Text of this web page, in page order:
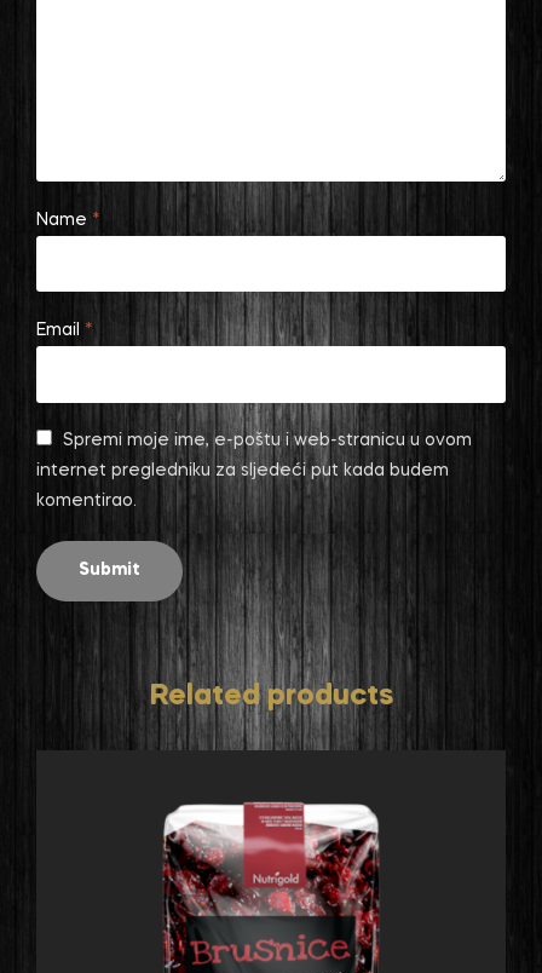
Name *
Email *
Spremi moje ime, e-poštu i web-stranicu u ovom
internet pregledniku za sljedeći put kada budem
komentirao.
Related products